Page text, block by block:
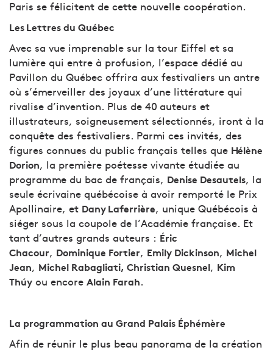
Paris se félicitent de cette nouvelle coopération.
Les Lettres du Québec
Avec sa vue imprenable sur la tour Eiffel et sa
lumière qui entre à profusion, l’espace dédié au
Pavillon du Québec offrira aux festivaliers un antre
où s’émerveiller des joyaux d’une littérature qui
rivalise d’invention. Plus de 40 auteurs et
illustrateurs, soigneusement sélectionnés, iront à la
conquête des festivaliers. Parmi ces invités, des
figures connues du public français telles que Hélène
Dorion, la première poétesse vivante étudiée au
programme du bac de français, Denise Desautels, la
seule écrivaine québécoise à avoir remporté le Prix
Apollinaire, et Dany Laferrière, unique Québécois à
siéger sous la coupole de l’Académie française. Et
tant d’autres grands auteurs : Éric
Chacour, Dominique Fortier, Emily Dickinson, Michel
Jean, Michel Rabagliati, Christian Quesnel, Kim
Thúy ou encore Alain Farah.
La programmation au Grand Palais Éphémère
Afin de réunir le plus beau panorama de la création